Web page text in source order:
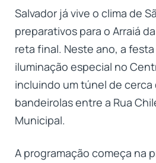
Salvador já vive o clima de
preparativos para o Arraiá
reta final. Neste ano, a
iluminação especial no
incluindo um túnel de
bandeirolas entre a Rua
Municipal.
A programação começa na